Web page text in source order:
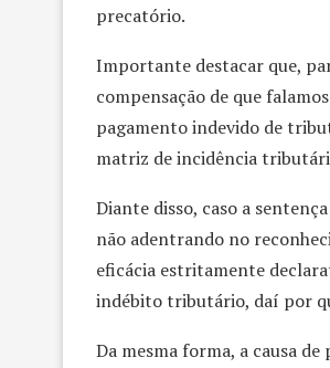
precatório.
Importante destacar que,
compensação de que
pagamento indevido de
matriz de incidência
Diante disso, caso a
não adentrando no
eficácia estritamente
indébito tributário, daí por
Da mesma forma, a causa